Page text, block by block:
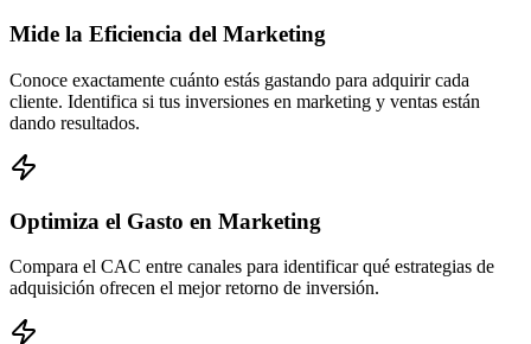
Mide la Eficiencia del Marketing
Conoce exactamente cuánto estás gastando para adquirir cada
cliente. Identifica si tus inversiones en marketing y ventas están
dando resultados.
Optimiza el Gasto en Marketing
Compara el CAC entre canales para identificar qué estrategias de
adquisición ofrecen el mejor retorno de inversión.